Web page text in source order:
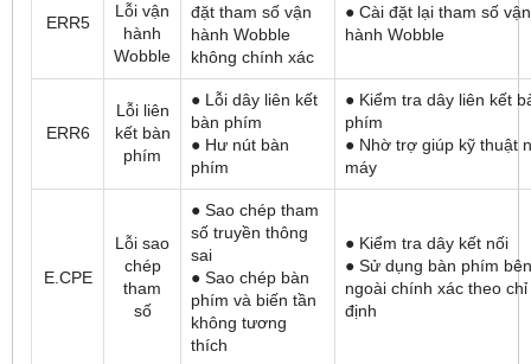
ERR5
Lỗi vận
hành
Wobble
đặt tham số vận
hành Wobble
không chính xác
● Cài đặt lại tham số vận
hành Wobble
ERR6
Lỗi liên
kết bàn
phím
● Lỗi dây liên kết
bàn phím
● Hư nút bàn
phím
● Kiểm tra dây liên kết
phím
● Nhờ trợ giúp kỹ thuật
máy
E.CPE
Lỗi sao
chép
tham
số
● Sao chép tham
số truyền thông
sai
● Sao chép bàn
phím và biến tần
không tương
thích
● Kiểm tra dây kết nối
● Sử dụng bàn phím bên
ngoài chính xác theo chỉ
định